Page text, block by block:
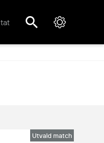
Utvald match